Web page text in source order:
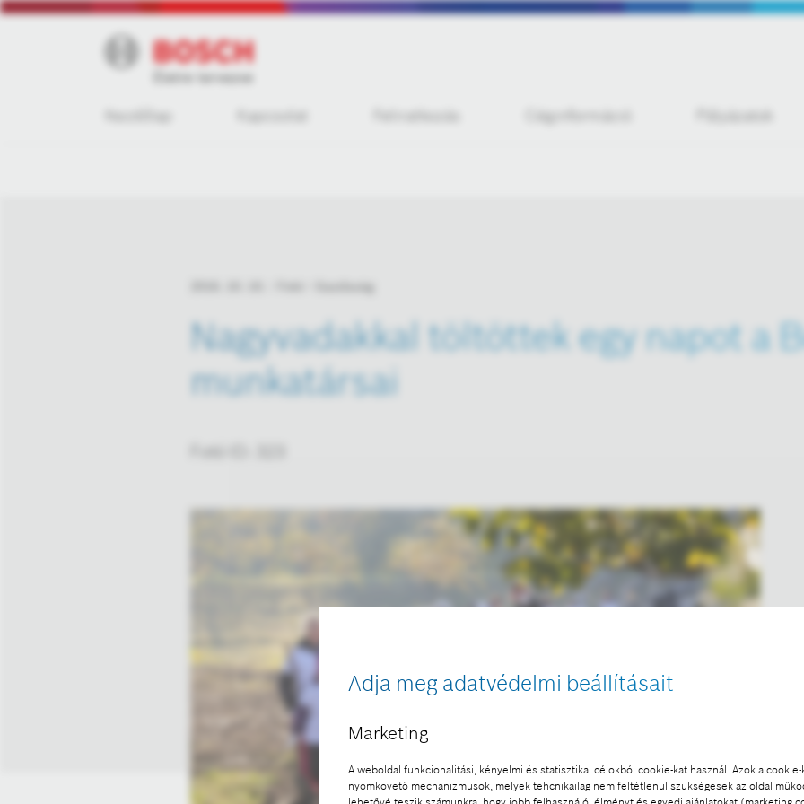
Adja meg adatvédelmi beállításait
Marketing
A weboldal funkcionalitási, kényelmi és statisztikai célokból cookie-kat használ. Azok a cookie-
nyomkövető mechanizmusok, melyek tehcnikailag nem feltétlenül szükségesek az oldal
Kezdőlap Kapcsolat Céginformáció
Nagyvadakkal töltöttek egy napot a
munkatársai